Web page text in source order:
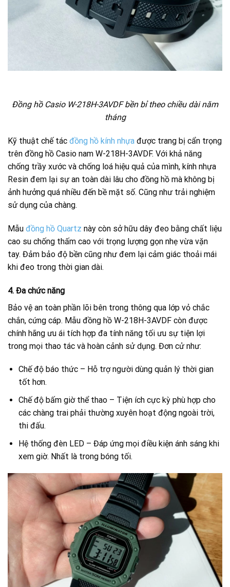
Đồng hồ Casio W-218H-3AVDF bền bỉ theo chiều dài năm
tháng
Kỹ thuật chế tác đồng hồ kính nhựa được trang bị cẩn trọng
trên đồng hồ Casio nam W-218H-3AVDF. Với khả năng
chống trầy xước và chống loá hiệu quả của mình, kính nhựa
Resin đem lại sự an toàn dài lâu cho đồng hồ mà không bị
ảnh hưởng quá nhiều đến bề mặt số. Cũng như trải nghiệm
sử dụng của chàng.
Mẫu đồng hồ Quartz này còn sở hữu dây đeo bằng chất liệu
cao su chống thấm cao với trọng lượng gọn nhẹ vừa vặn
tay. Đảm bảo độ bền cũng như đem lại cảm giác thoải mái
khi đeo trong thời gian dài.
4. Đa chức năng
Bảo vệ an toàn phần lõi bên trong thông qua lớp vỏ chắc
chắn, cứng cáp. Mẫu đồng hồ W-218H-3AVDF còn được
chính hãng ưu ái tích hợp đa tính năng tối ưu sự tiện lợi
trong mọi thao tác và hoàn cảnh sử dụng. Đơn cử như:
Chế độ báo thức – Hỗ trợ người dùng quản lý thời gian
tốt hơn.
Chế độ bấm giờ thể thao – Tiện ích cực kỳ phù hợp cho
các chàng trai phải thường xuyên hoạt động ngoài trời,
thi đấu.
Hệ thống đèn LED – Đáp ứng mọi điều kiện ánh sáng khi
xem giờ. Nhất là trong bóng tối.